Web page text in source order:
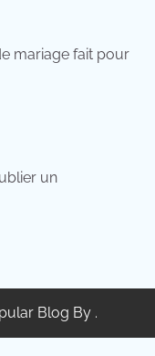
mariage fait pour
un
Blog By .